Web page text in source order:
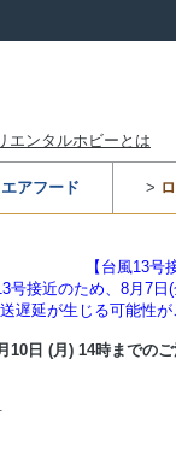
エンタルホビーとは
アフード >
【台風13号
号接近のため、8月7日
遅延が生じる可能性
10日 (月) 14時までのご